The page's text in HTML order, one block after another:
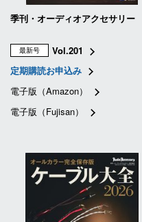
季刊・オーディオアクセサリー
最新号
Vol.201
定期購読お申込み
電子版（Amazon）
電子版（Fujisan）